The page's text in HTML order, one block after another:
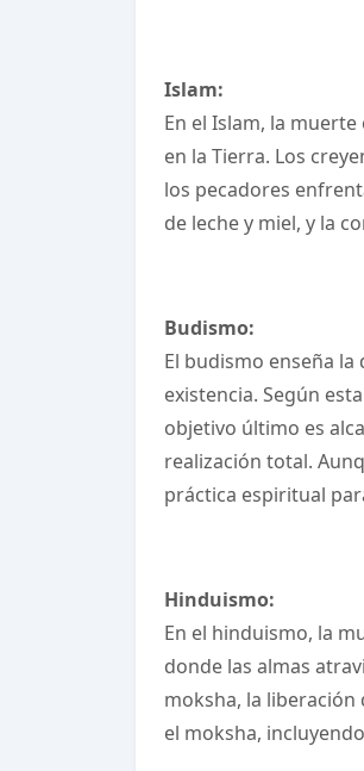
Islam:
En el Islam, la
en la Tierra. Los
los pecadores
de leche y miel, y la
Budismo:
El budismo enseña
existencia. Según
objetivo último es
realización total.
práctica espiritual
Hinduismo:
En el hinduismo, la
donde las almas
moksha, la
el moksha,